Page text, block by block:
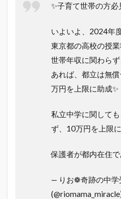
✨子育て世帯の方必
いよいよ、2024年
東京都の高校の授
世帯年収に関わら
あれば、都立は無
万円を上限に助成✨
私立中学に関して
ず、10万円を上限
保護者が都内在住
— りお❁奇跡の中学